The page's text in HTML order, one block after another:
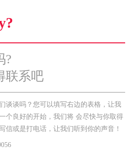
?
联系吧
谈谈吗？您可以填写右边的表格，让我
个良好的开始，我们将 会尽快与你取得
信或是打电话，让我们听到你的声音！